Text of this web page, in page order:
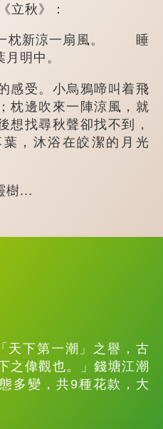
秋》：
枕新涼一扇風。 睡
明中。
受。小烏鴉啼叫着飛
枕邊吹來一陣涼風，就
想找尋秋聲卻找不到，
，沐浴在皎潔的月光
樹...
下第一潮」之譽，古
之偉觀也。」錢塘江潮
多變，共9種花款，大